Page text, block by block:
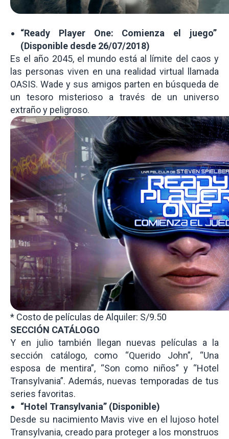
“Ready Player One: Comienza el juego”
(Disponible desde 26/07/2018)
Es el año 2045, el mundo está al límite del caos y
las personas viven en una realidad virtual llamada
OASIS. Wade y sus amigos parten en búsqueda de
un tesoro misterioso a través de un universo
extraño y peligroso.
* Costo de películas de Alquiler: S/9.50
SECCIÓN CATÁLOGO
Y en julio también llegan nuevas películas a la
sección catálogo, como “Querido John”, “Una
esposa de mentira”, “Son como niños” y “Hotel
Transylvania”. Además, nuevas temporadas de tus
series favoritas.
“Hotel Transylvania” (Disponible)
Desde su nacimiento Mavis vive en el lujoso hotel
Transylvania, creado para proteger a los monstruos